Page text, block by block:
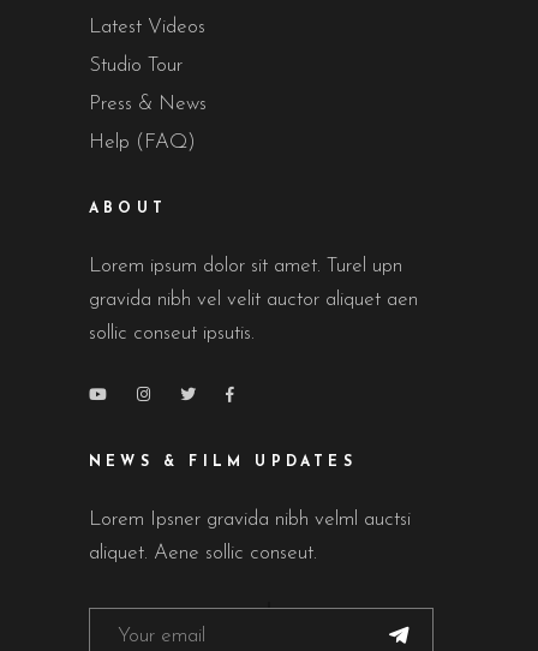
Latest Videos
Studio Tour
Press & News
Help (FAQ)
ABOUT
Lorem ipsum dolor sit amet. Turel upn
gravida nibh vel velit auctor aliquet aen
sollic conseut ipsutis.
NEWS & FILM UPDATES
Lorem Ipsner gravida nibh velml auctsi
aliquet. Aene sollic conseut.